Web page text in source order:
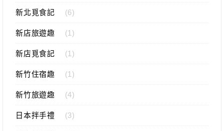
新北覓食記 (6)
新店旅遊趣 (1)
新店覓食記 (1)
新竹住宿趣 (1)
新竹旅遊趣 (4)
日本拌手禮 (3)